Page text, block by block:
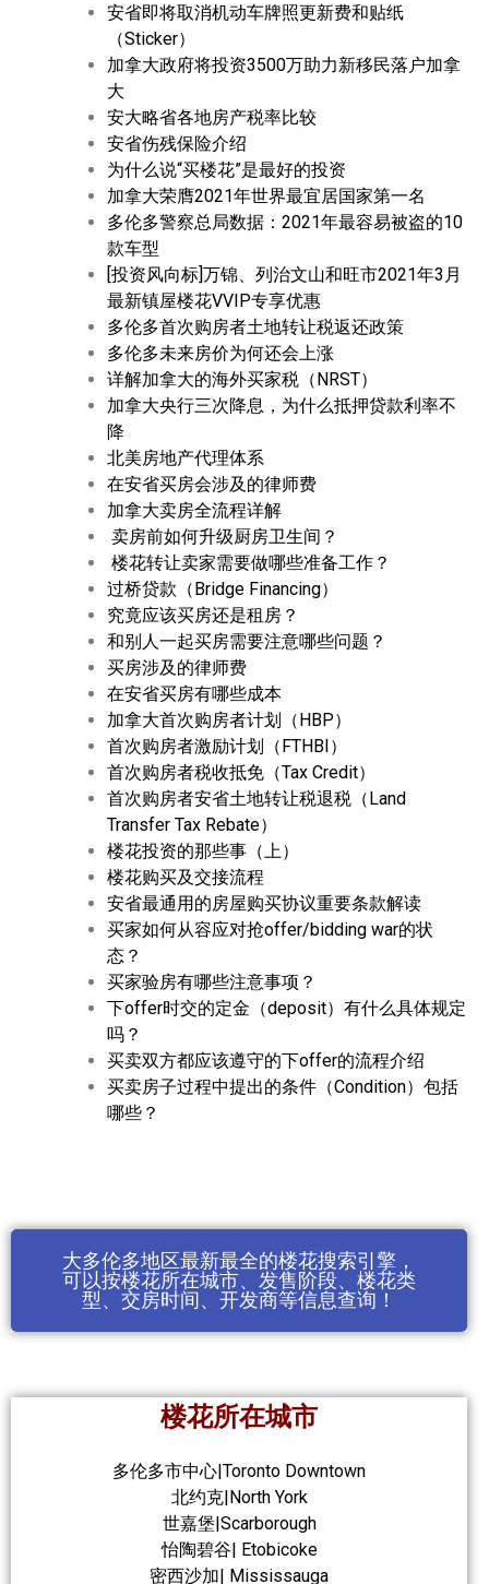
安省即将取消机动车牌照更新费和贴纸
（Sticker）
加拿大政府将投资3500万助力新移民落户加拿
大
安大略省各地房产税率比较
安省伤残保险介绍
为什么说“买楼花”是最好的投资
加拿大荣膺2021年世界最宜居国家第一名
多伦多警察总局数据：2021年最容易被盗的10
款车型
[投资风向标]万锦、列治文山和旺市2021年3月
最新镇屋楼花VVIP专享优惠
多伦多首次购房者土地转让税返还政策
多伦多未来房价为何还会上涨
详解加拿大的海外买家税（NRST）
加拿大央行三次降息，为什么抵押贷款利率不
降
北美房地产代理体系
在安省买房会涉及的律师费
加拿大卖房全流程详解
卖房前如何升级厨房卫生间？
楼花转让卖家需要做哪些准备工作？
过桥贷款（Bridge Financing）
究竟应该买房还是租房？
和别人一起买房需要注意哪些问题？
买房涉及的律师费
在安省买房有哪些成本
加拿大首次购房者计划（HBP）
首次购房者激励计划（FTHBI）
首次购房者税收抵免（Tax Credit）
首次购房者安省土地转让税退税（Land
Transfer Tax Rebate）
楼花投资的那些事（上）
楼花购买及交接流程
安省最通用的房屋购买协议重要条款解读
买家如何从容应对抢offer/bidding war的状
态？
买家验房有哪些注意事项？
下offer时交的定金（deposit）有什么具体规定
吗？
买卖双方都应该遵守的下offer的流程介绍
买卖房子过程中提出的条件（Condition）包括
哪些？
大多伦多地区最新最全的楼花搜索引擎，
可以按楼花所在城市、发售阶段、楼花类
型、交房时间、开发商等信息查询！
楼花所在城市
多伦多市中心|Toronto Downtown
北约克|North York
世嘉堡|Scarborough
怡陶碧谷| Etobicoke
密西沙加| Mississauga